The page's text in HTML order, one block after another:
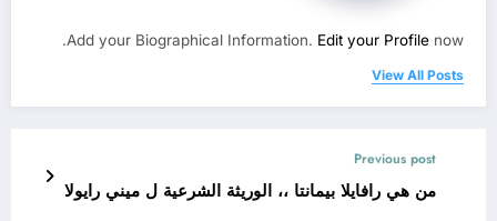
Add your Biographical Information. Edit your Profile now.
View All Posts
Previous post
من هي رافايلا بيمانتا ،، الوريثة الشرعية ل ميني رايولا